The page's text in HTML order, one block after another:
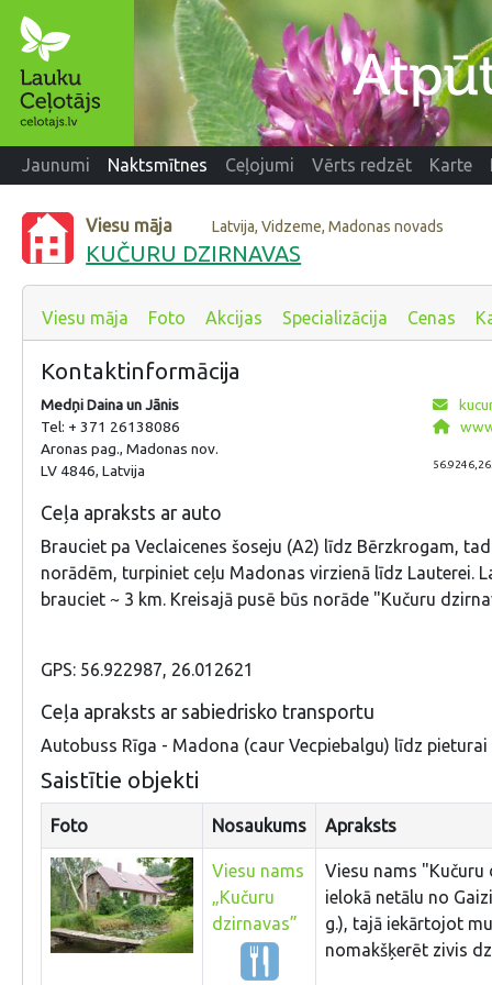
Jaunumi Naktsmītnes Ceļojumi Vērts redzēt Karte
Viesu māja Latvija, Vidzeme, Madonas novads
KUČURU DZIRNAVAS
Viesu māja Foto Akcijas Specializācija Cenas
Kontaktinformācija
Medņi Daina un Jānis
Tel: + 371 26138086
Aronas pag., Madonas nov.
LV 4846, Latvija
Ceļa apraksts ar auto
Brauciet pa Veclaicenes šoseju (A2) līdz Bērzkrogam,
norādēm, turpiniet ceļu Madonas virzienā līdz Lauterei.
brauciet ~ 3 km. Kreisajā pusē būs norāde "Kučuru
GPS: 56.922987, 26.012621
Ceļa apraksts ar sabiedrisko transportu
Autobuss Rīga - Madona (caur Vecpiebalgu) līdz pieturai
Saistītie objekti
Foto Nosaukums Apraksts
Viesu nams
„Kučuru
dzirnavas”
Viesu nams
ielokā netālu no
g.), tajā iekārtojot
nomakšķerēt zivis